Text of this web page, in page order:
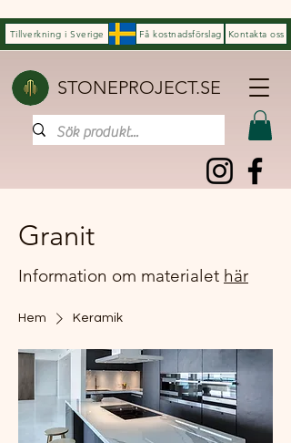
STONEPROJECT.SE
Tillverkning i Sverige Få kostnadsförslag Kontakta oss
Granit
Information om materialet här
Hem Keramik